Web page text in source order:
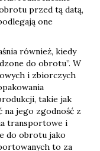
przed tą datą,
one
również, kiedy
do obrotu”. W
i zbiorczych
takie jak
na jego zgodność z
transportowe i
do obrotu jako
to za